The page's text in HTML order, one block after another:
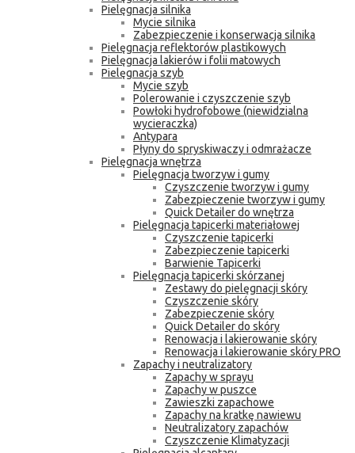
Pielęgnacja silnika
Mycie silnika
Zabezpieczenie i konserwacja silnika
Pielęgnacja reflektorów plastikowych
Pielęgnacja lakierów i folii matowych
Pielęgnacja szyb
Mycie szyb
Polerowanie i czyszczenie szyb
Powłoki hydrofobowe (niewidzialna
wycieraczka)
Antypara
Płyny do spryskiwaczy i odmrażacze
Pielęgnacja wnętrza
Pielęgnacja tworzyw i gumy
Czyszczenie tworzyw i gumy
Zabezpieczenie tworzyw i gumy
Quick Detailer do wnętrza
Pielęgnacja tapicerki materiałowej
Czyszczenie tapicerki
Zabezpieczenie tapicerki
Barwienie Tapicerki
Pielęgnacja tapicerki skórzanej
Zestawy do pielęgnacji skóry
Czyszczenie skóry
Zabezpieczenie skóry
Quick Detailer do skóry
Renowacja i lakierowanie skóry
Renowacja i lakierowanie skóry PRO
Zapachy i neutralizatory
Zapachy w sprayu
Zapachy w puszce
Zawieszki zapachowe
Zapachy na kratkę nawiewu
Neutralizatory zapachów
Czyszczenie Klimatyzacji